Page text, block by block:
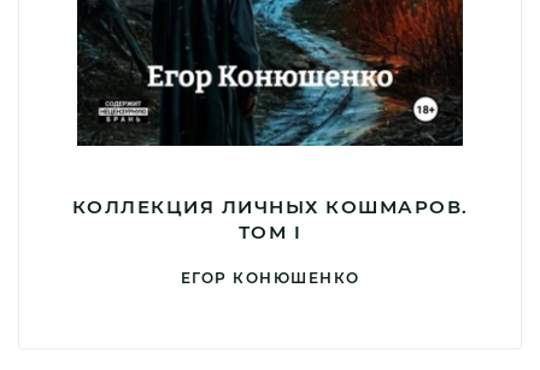
КОЛЛЕКЦИЯ ЛИЧНЫХ КОШМАРОВ.
ТОМ I
ЕГОР КОНЮШЕНКО